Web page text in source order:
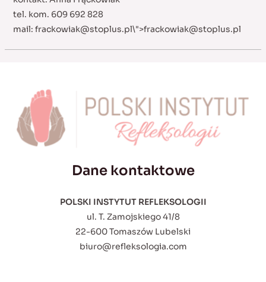
tel. kom. 609 692 828
mail: frackowiak@stoplus.pl\">frackowiak@stoplus.pl
Dane kontaktowe
POLSKI INSTYTUT REFLEKSOLOGII
ul. T. Zamojskiego 41/8
22-600 Tomaszów Lubelski
biuro@refleksologia.com